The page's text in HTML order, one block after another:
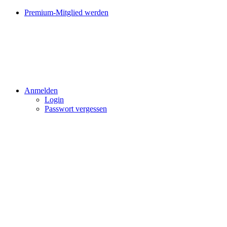
Premium-Mitglied werden
Anmelden
Login
Passwort vergessen